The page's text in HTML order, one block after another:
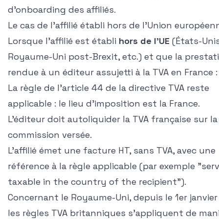
d'onboarding des affiliés.
Le cas de l'affilié établi hors de l'Union
Lorsque l'affilié est établi hors de l'UE (États-
Royaume-Uni post-Brexit, etc.) et que la
rendue à un éditeur assujetti à la TVA en France :
La règle de l'article 44 de la directive TVA reste
applicable : le lieu d'imposition est la France.
L'éditeur doit autoliquider la TVA française sur la
commission versée.
L'affilié émet une facture HT, sans TVA, avec une
référence à la règle applicable (par exemple
taxable in the country of the recipient").
Concernant le Royaume-Uni, depuis le 1er janvier
les règles TVA britanniques s'appliquent de